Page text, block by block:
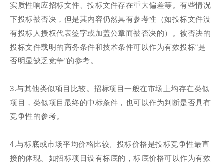
实质性响应招标文件、投标文件存在重大偏差等。有些情况
下投标被否决，但是其内容仍然具有参考性（如投标文件没
有投标人授权代表签字或加盖公章而被否决的）。被否决的
投标文件载明的商务条件和技术条件可以作为有效投标“是
否明显缺乏竞争”的参考。
3.与其他类似项目比较。招标项目一般在市场上均存在类似
项目，类似项目最终的中标条件，也可以作为判断是否具有
竞争性的参考。
4.与标底或市场平均价格比较。投标价格是投标竞争性最直
接的体现。如招标项目设有标底的，标底价格可以作为有效